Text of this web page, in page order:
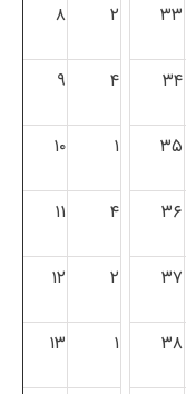
۳۳ ۲ ۸
۳۴ ۴ ۹
۳۵ ۱ ۱۰
۳۶ ۴ ۱۱
۳۷ ۲ ۱۲
۳۸ ۱ ۱۳